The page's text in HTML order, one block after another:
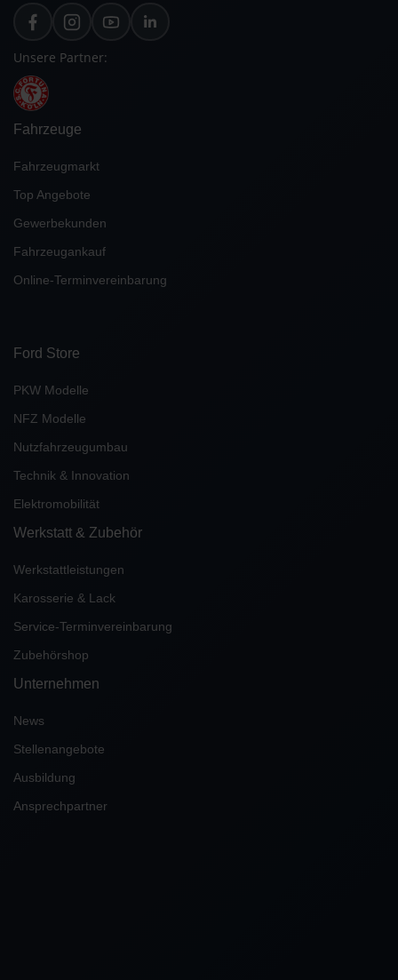
Unsere Partner:
Fahrzeuge
Fahrzeugmarkt
Top Angebote
Gewerbekunden
Fahrzeugankauf
Online-Terminvereinbarung
Ford Store
PKW Modelle
NFZ Modelle
Nutzfahrzeugumbau
Technik & Innovation
Elektromobilität
Werkstatt & Zubehör
Werkstattleistungen
Karosserie & Lack
Service-Terminvereinbarung
Zubehörshop
Unternehmen
News
Stellenangebote
Ausbildung
Ansprechpartner